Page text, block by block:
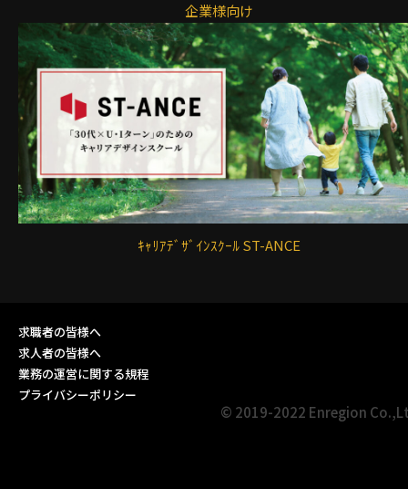
企業様向け
ｷｬﾘｱﾃﾞｻﾞｲﾝｽｸｰﾙ ST-ANCE
求職者の皆様へ
求人者の皆様へ
業務の運営に関する規程
プライバシーポリシー
© 2019-2022 Enregion